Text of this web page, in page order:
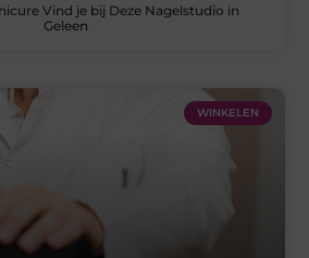
Vind je bij Deze Nagelstudio in
Geleen
WINKELEN